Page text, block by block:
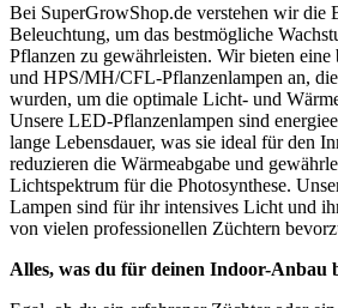
Bei SuperGrowShop.de verstehen wir die
Beleuchtung, um das bestmögliche
Pflanzen zu gewährleisten. Wir bieten
und HPS/MH/CFL-Pflanzenlampen an,
wurden, um die optimale Licht- und
Unsere LED-Pflanzenlampen sind
lange Lebensdauer, was sie ideal für den
reduzieren die Wärmeabgabe und
Lichtspektrum für die Photosynthese.
Lampen sind für ihr intensives Licht und
von vielen professionellen Züchtern
Alles, was du für deinen Indoor-Anbau